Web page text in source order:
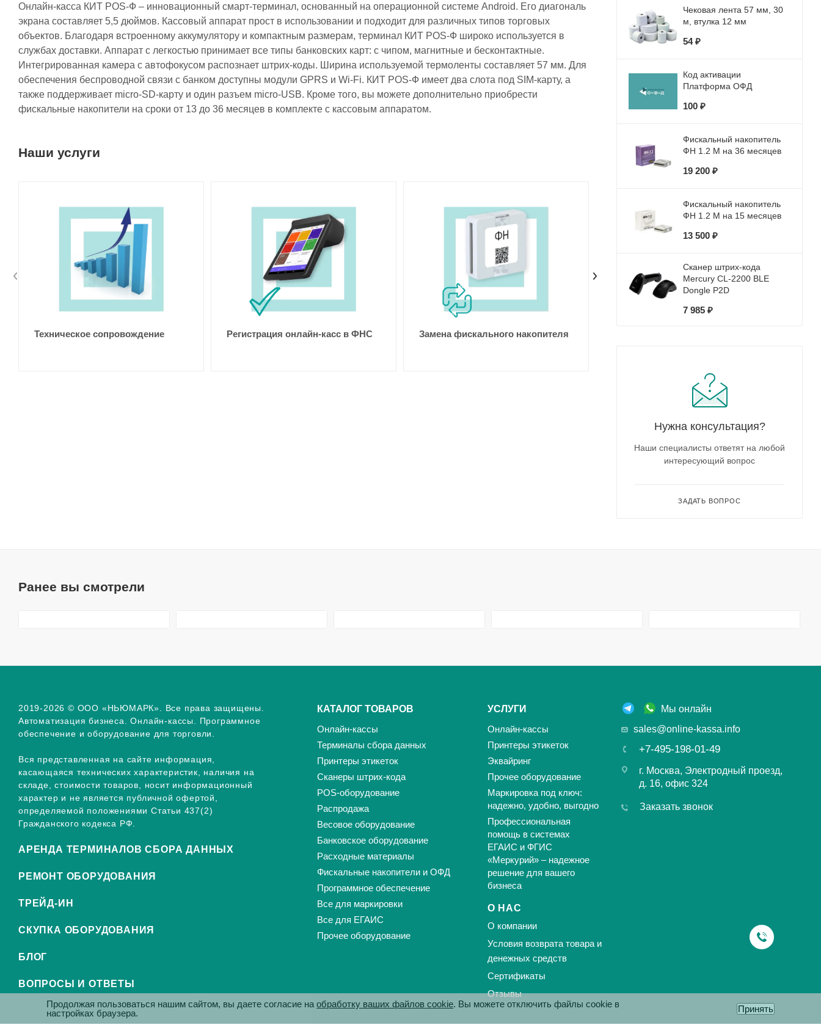
Онлайн-касса КИТ POS-Ф – инновационный смарт-терминал, основанный на операционной системе Android. Его диагональ
экрана составляет 5,5 дюймов. Кассовый аппарат прост в использовании и подходит для различных типов торговых
объектов. Благодаря встроенному аккумулятору и компактным размерам, терминал КИТ POS-Ф широко используется в
службах доставки. Аппарат с легкостью принимает все типы банковских карт: с чипом, магнитные и бесконтактные.
Интегрированная камера с автофокусом распознает штрих-коды. Ширина используемой термоленты составляет 57 мм. Для
обеспечения беспроводной связи с банком доступны модули GPRS и Wi-Fi. КИТ POS-Ф имеет два слота под SIM-карту, а
также поддерживает micro-SD-карту и один разъем micro-USB. Кроме того, вы можете дополнительно приобрести
фискальные накопители на сроки от 13 до 36 месяцев в комплекте с кассовым аппаратом.
Наши услуги
Техническое сопровождение Регистрация онлайн-касс в ФНС Замена фискального накопителя
Чековая лента 57 мм, 30
м, втулка 12 мм
54 ₽
Код активации
Платформа ОФД
100 ₽
Фискальный накопитель
ФН 1.2 М на 36 месяцев
19 200 ₽
Фискальный накопитель
ФН 1.2 М на 15 месяцев
13 500 ₽
Сканер штрих-кода
Mercury CL-2200 BLE
Dongle P2D
7 985 ₽
Нужна консультация?
Наши специалисты ответят на любой
интересующий вопрос
ЗАДАТЬ ВОПРОС
Ранее вы смотрели
2019-2026 © ООО «НЬЮМАРК». Все права защищены.
Автоматизация бизнеса. Онлайн-кассы. Программное
обеспечение и оборудование для торговли.
Вся представленная на сайте информация,
касающаяся технических характеристик, наличия на
складе, стоимости товаров, носит информационный
характер и не является публичной офертой,
определяемой положениями Статьи 437(2)
Гражданского кодекса РФ.
АРЕНДА ТЕРМИНАЛОВ СБОРА ДАННЫХ
РЕМОНТ ОБОРУДОВАНИЯ
ТРЕЙД-ИН
СКУПКА ОБОРУДОВАНИЯ
БЛОГ
ВОПРОСЫ И ОТВЕТЫ
КАТАЛОГ ТОВАРОВ
Онлайн-кассы
Терминалы сбора данных
Принтеры этикеток
Сканеры штрих-кода
POS-оборудование
Распродажа
Весовое оборудование
Банковское оборудование
Расходные материалы
Фискальные накопители и ОФД
Программное обеспечение
Все для маркировки
Все для ЕГАИС
Прочее оборудование
УСЛУГИ
Онлайн-кассы
Принтеры этикеток
Эквайринг
Прочее оборудование
Маркировка под ключ:
надежно, удобно, выгодно
Профессиональная
помощь в системах
ЕГАИС и ФГИС
«Меркурий» – надежное
решение для вашего
бизнеса
О НАС
О компании
Условия возврата товара и
денежных средств
Сертификаты
Отзывы
Мы онлайн
sales@online-kassa.info
+7-495-198-01-49
г. Москва, Электродный проезд,
д. 16, офис 324
Заказать звонок
Продолжая пользоваться нашим сайтом, вы даете согласие наобработку ваших файлов cookie. Вы можете отключить файлы cookie в
настройках браузера.
Принять